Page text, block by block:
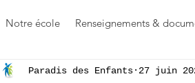
Notre école Renseignements &
Paradis des Enfants 27 juin